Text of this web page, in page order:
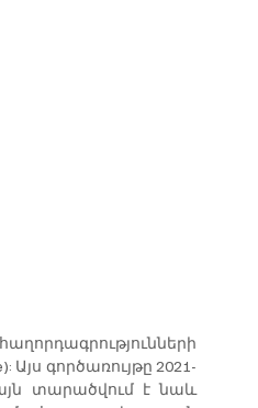
Այս գործառույթը 2021-
​​տարածվում է նաև